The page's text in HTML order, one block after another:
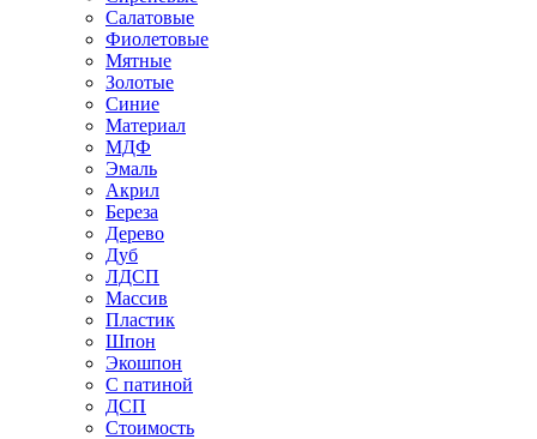
Салатовые
Фиолетовые
Мятные
Золотые
Синие
Материал
МДФ
Эмаль
Акрил
Береза
Дерево
Дуб
ЛДСП
Массив
Пластик
Шпон
Экошпон
С патиной
ДСП
Стоимость